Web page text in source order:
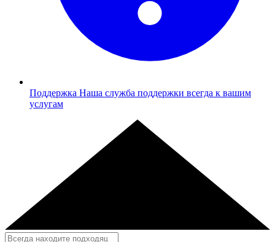
Поддержка Наша служба поддержки всегда к вашим
услугам